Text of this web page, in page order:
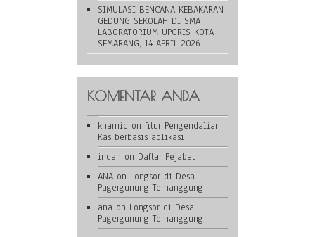
SIMULASI BENCANA KEBAKARAN
GEDUNG SEKOLAH DI SMA
LABORATORIUM UPGRIS KOTA
SEMARANG, 14 APRIL 2026
KOMENTAR ANDA
khamid on fitur Pengendalian
Kas berbasis aplikasi
indah on Daftar Pejabat
ANA on Longsor di Desa
Pagergunung Temanggung
ana on Longsor di Desa
Pagergunung Temanggung